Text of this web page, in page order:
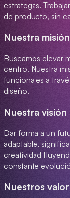
estrategas.
de producto, sin
Nuestra misión
Buscamos elevar
centro. Nuestra
funcionales a
diseño.
Nuestra visión
Dar forma a un
adaptable,
creatividad
constante
Nuestros